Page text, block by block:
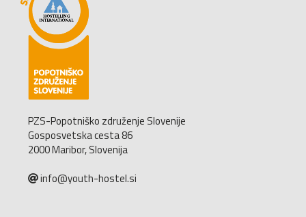
PZS-Popotniško združenje Slovenije
Gosposvetska cesta 86
2000 Maribor, Slovenija
info@youth-hostel.si